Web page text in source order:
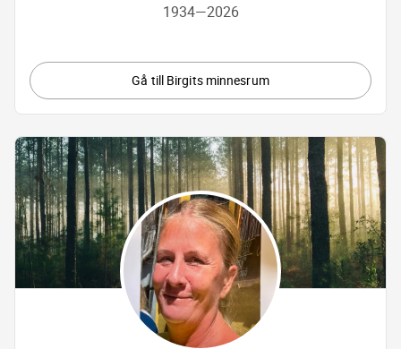
1934—2026
Gå till Birgits minnesrum